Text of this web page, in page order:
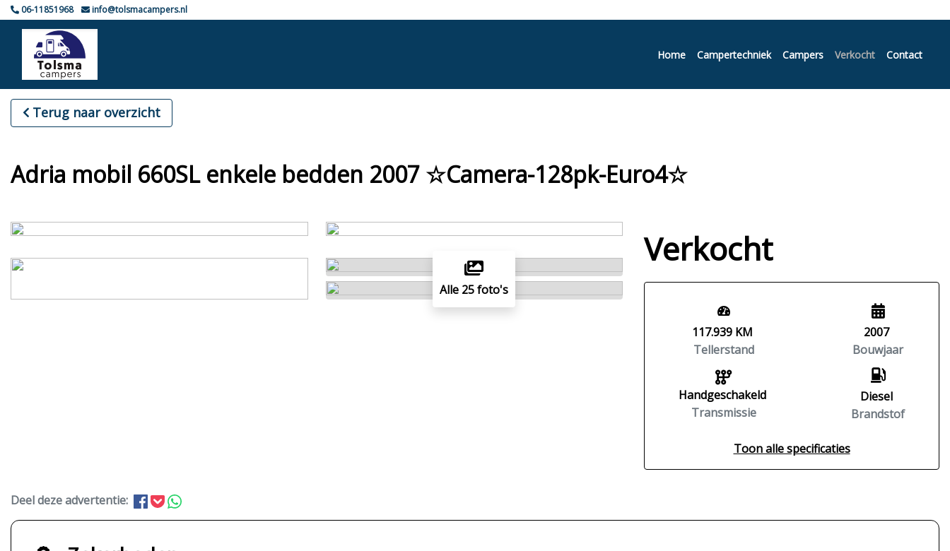
06-11851968 info@tolsmacampers.nl
Home Campertechniek Campers Verkocht Contact
Terug naar overzicht
Adria mobil 660SL enkele bedden 2007 ☆Camera-128pk-Euro4☆
Alle 25 foto's
Verkocht
117.939 KM
Tellerstand
Handgeschakeld
Transmissie
2007
Bouwjaar
Diesel
Brandstof
Toon alle specificaties
Deel deze advertentie: